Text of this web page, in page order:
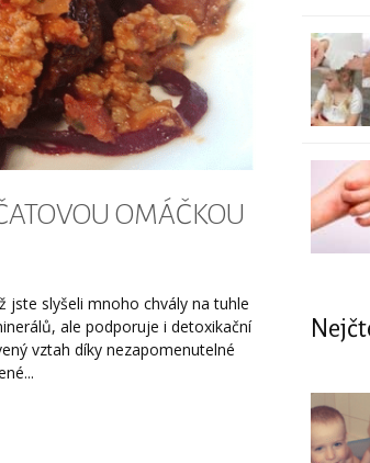
OMÁČKOU
jste slyšeli mnoho chvály na tuhle
ale podporuje i detoxikační
vztah díky nezapomenutelné